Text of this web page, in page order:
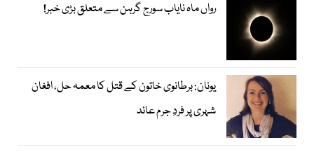
رواں ماہ نایاب سورج گرہن سے متعلق بڑی خبر!
یونان: برطانوی خاتون کے قتل کا معمہ حل، افغان
شہری پر فردِ جرم عائد